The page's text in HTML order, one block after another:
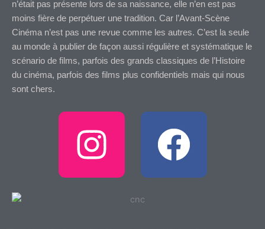
n’était pas présente lors de sa naissance, elle n’en est pas
moins fière de perpétuer une tradition. Car l’Avant-Scène
Cinéma n’est pas une revue comme les autres. C’est la seule
au monde à publier de façon aussi régulière et systématique le
scénario de films, parfois des grands classiques de l’Histoire
du cinéma, parfois des films plus confidentiels mais qui nous
sont chers.
I
n
F
a